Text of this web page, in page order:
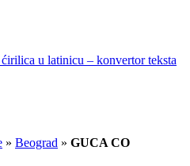
u latinicu – konvertor teksta
» Beograd » GUCA CO